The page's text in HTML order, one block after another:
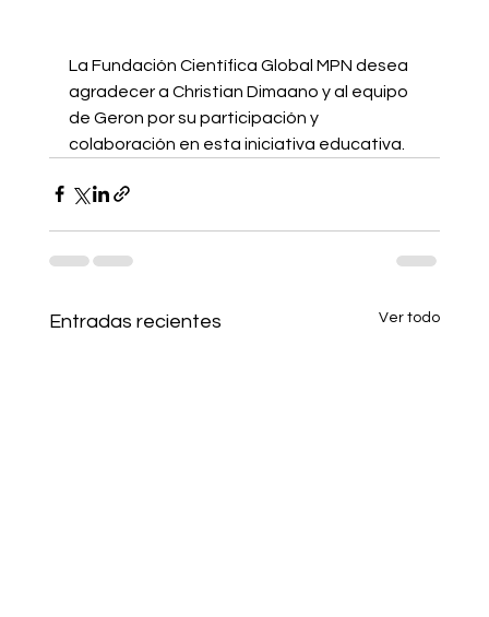
La Fundación Científica Global MPN desea
agradecer a Christian Dimaano y al equipo
de Geron por su participación y
colaboración en esta iniciativa educativa.
Entradas recientes Ver todo